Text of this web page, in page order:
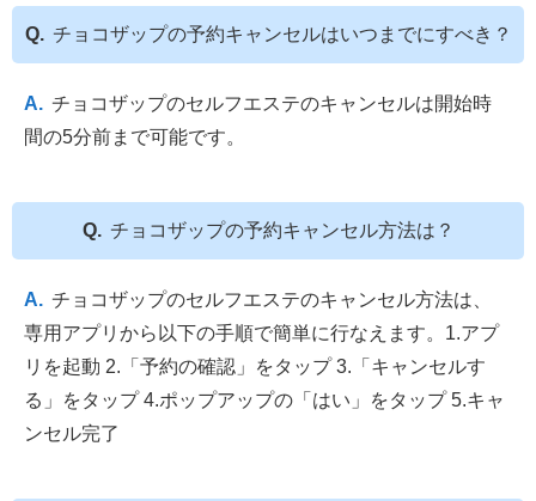
チョコザップの予約キャンセルはいつまでにすべき？
チョコザップのセルフエステのキャンセルは開始時
間の5分前まで可能です。
チョコザップの予約キャンセル方法は？
チョコザップのセルフエステのキャンセル方法は、
専用アプリから以下の手順で簡単に行なえます。1.アプ
リを起動 2.「予約の確認」をタップ 3.「キャンセルす
る」をタップ 4.ポップアップの「はい」をタップ 5.キャ
ンセル完了